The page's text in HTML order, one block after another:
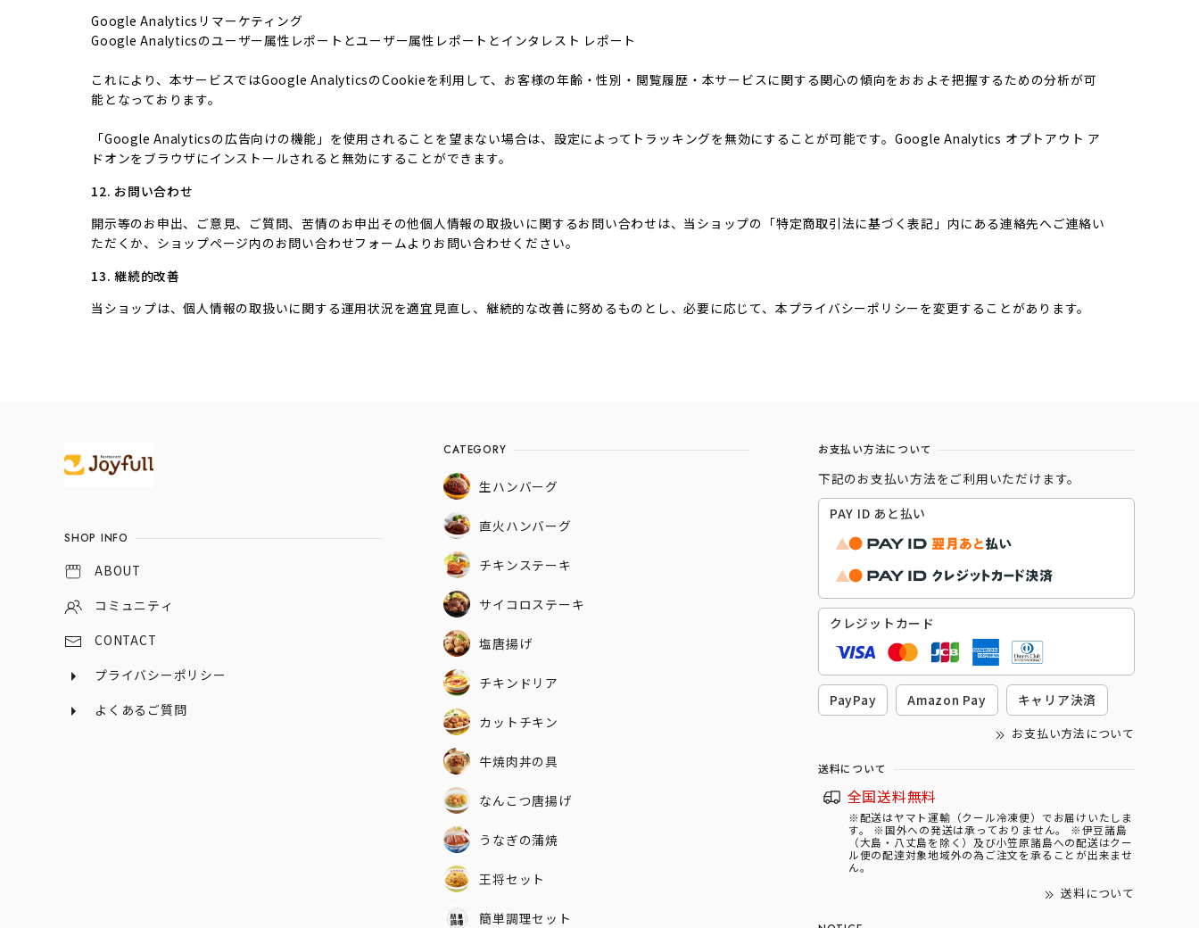
Google Analyticsリマーケティング
Google Analyticsのユーザー属性レポートとユーザー属性レポートとインタレスト レポート
これにより、本サービスではGoogle AnalyticsのCookieを利用して、お客様の年齢・性別・閲覧履歴・本サービスに関する関心の傾向をおおよそ把握するための分析が可
能となっております。
「Google Analyticsの広告向けの機能」を使用されることを望まない場合は、設定によってトラッキングを無効にすることが可能です。Google Analytics オプトアウト ア
ドオンをブラウザにインストールされると無効にすることができます。
12. お問い合わせ
開示等のお申出、ご意見、ご質問、苦情のお申出その他個人情報の取扱いに関するお問い合わせは、当ショップの「特定商取引法に基づく表記」内にある連絡先へご連絡い
ただくか、ショップページ内のお問い合わせフォームよりお問い合わせください。
13. 継続的改善
当ショップは、個人情報の取扱いに関する運用状況を適宜見直し、継続的な改善に努めるものとし、必要に応じて、本プライバシーポリシーを変更することがあります。
Information
SHOP INFO
ABOUT
コミュニティ
CONTACT
プライバシーポリシー
よくあるご質問
CATEGORY
生ハンバーグ
直火ハンバーグ
チキンステーキ
サイコロステーキ
塩唐揚げ
チキンドリア
カットチキン
牛焼肉丼の具
なんこつ唐揚げ
うなぎの蒲焼
王将セット
簡単調理セット
お支払い方法について
下記のお支払い方法をご利用いただけます。
PAY ID あと払い
クレジットカード
PayPay Amazon Pay キャリア決済
お支払い方法について
送料について
全国送料無料
※配送はヤマト運輸（クール冷凍便）でお届けいたしま
す。 ※国外への発送は承っておりません。 ※伊豆諸島
（大島・八丈島を除く）及び小笠原諸島への配送はクー
ル便の配達対象地域外の為ご注文を承ることが出来ませ
ん。
送料について